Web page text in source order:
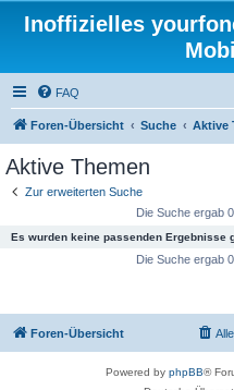
Inoffizielles
FAQ
Foren-Übersicht Suche Aktive
Aktive Themen
Zur erweiterten Suche
Die Suche ergab
Es wurden keine passenden Ergebnisse
Die Suche ergab
Foren-Übersicht
Powered by phpBB®